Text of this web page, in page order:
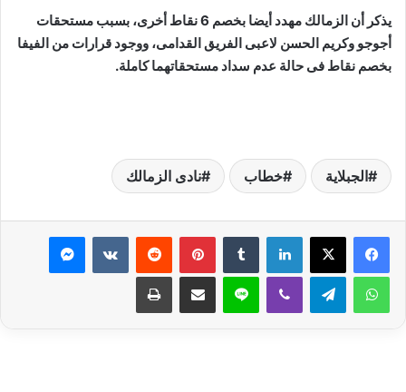
يذكر أن الزمالك مهدد أيضا بخصم 6 نقاط أخرى، بسبب مستحقات
أجوجو وكريم الحسن لاعبى الفريق القدامى، ووجود قرارات من الفيفا
بخصم نقاط فى حالة عدم سداد مستحقاتهما كاملة.
الجبلاية خطاب نادى الزمالك
لينكدإن بينتيريست ماسنجر
واتساب تيلقرام ڤايبر لاين مشاركة عبر البريد طباعة